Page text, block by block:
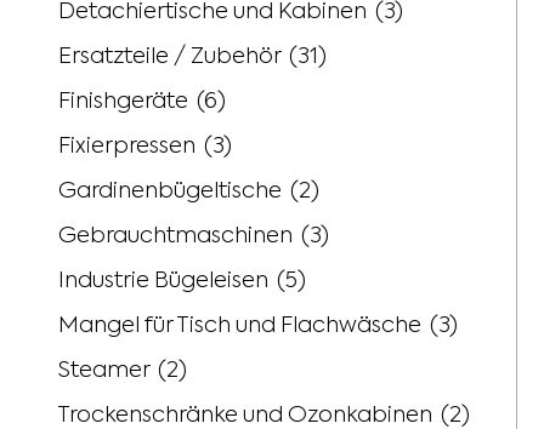
Detachiertische und Kabinen (3)
Ersatzteile / Zubehör (31)
Finishgeräte (6)
Fixierpressen (3)
Gardinenbügeltische (2)
Gebrauchtmaschinen (3)
Industrie Bügeleisen (5)
Mangel für Tisch und Flachwäsche (3)
Steamer (2)
Trockenschränke und Ozonkabinen (2)